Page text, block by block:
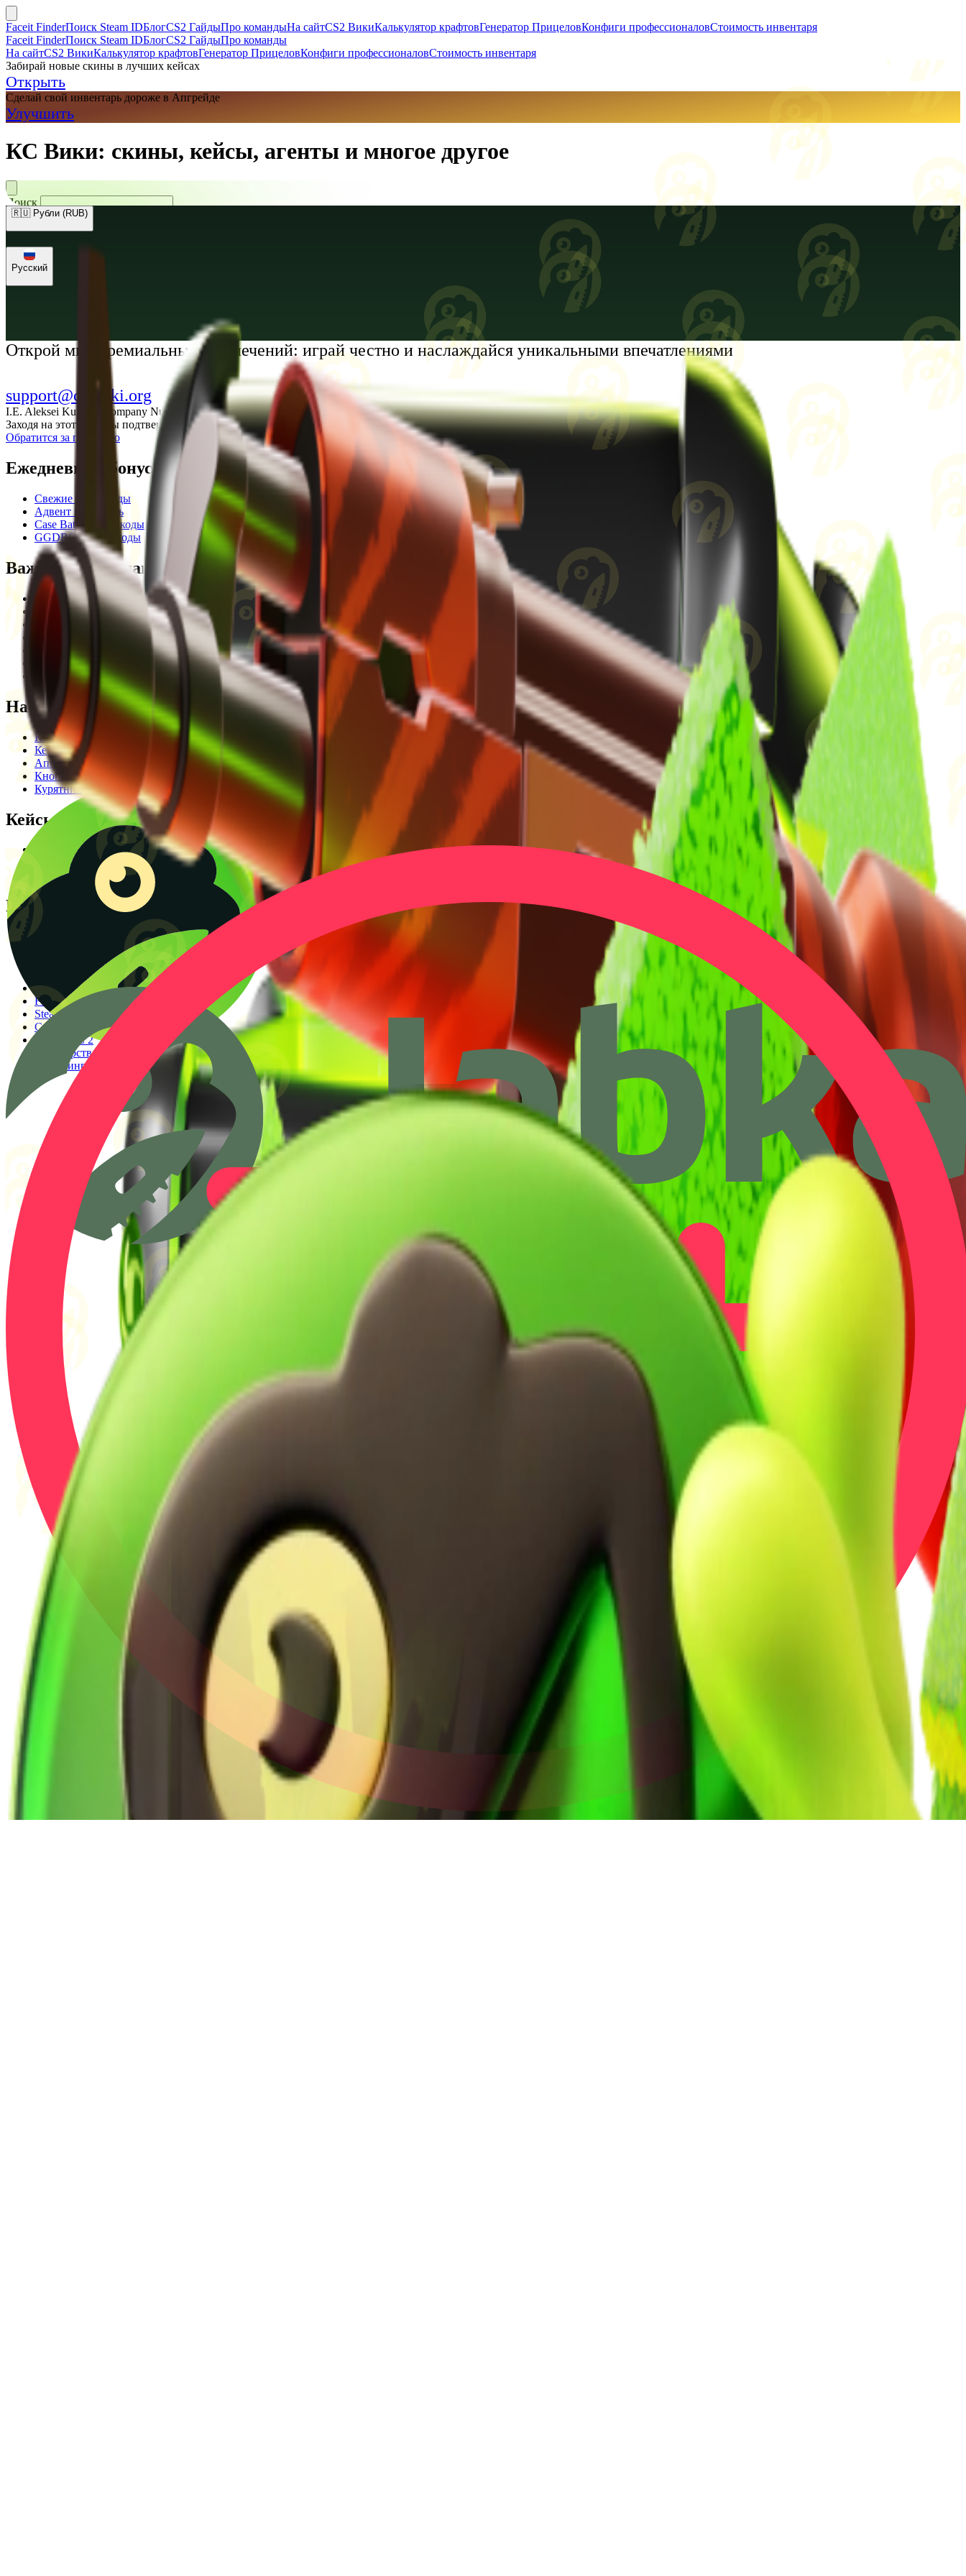
Faceit FinderПоиск Steam IDБлогCS2 ГайдыПро командыНа сайтCS2 ВикиКалькулятор крафтовГенератор ПрицеловКонфиги профессионаловСтоимость инвентаря
Faceit FinderПоиск Steam IDБлогCS2 ГайдыПро команды
На сайтCS2 ВикиКалькулятор крафтовГенератор ПрицеловКонфиги профессионаловСтоимость инвентаря
Забирай новые скины в лучших кейсах
Открыть
Сделай свой инвентарь дороже в Апгрейде
Улучшить
КС Вики: скины, кейсы, агенты и многое другое
Поиск
🇷🇺 Рубли (RUB)
Русский
Открой мир премиальных развлечений: играй честно и наслаждайся уникальными впечатлениями
support@cs-wiki.org
I.E. Aleksei Kurtkin, Company Number 300464601, Georgia, City Batumi, Zhiuli Shartava Avenue, N 32, Apartment N87, Floor N6
Заходя на этот сайт, вы подтверждаете, что вам исполнилось 18 лет. Проблемы с азартными играми?
Обратится за помощью
Ежедневные бонусы
Свежие промокоды
Адвент календарь
Case Battle промокоды
GGDROP промокоды
Важная информация
Пользовательское соглашение
Privacy Policy
Отказ от ответственности
Редакционная политика
Legal Opinion
Контакты
Наши режимы
Кейсы
Кейс батл
Апгрейд
Кнопка
Курятник
Кейсы
Кейсы КС2
Кейсы Раст
Создать КС батл
Полезное
Калькулятор крафтов
Генератор прицелов
Конфиги PRO игроков
Faceit Finder
Steam ID Finder
Стоимость инвентаря Steam
Гайды КС 2
Партнерство
Клиппинг